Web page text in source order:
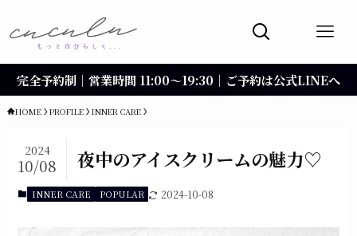
完全予約制｜営業時間 11:00〜19:30｜ご予約は公式LINEへ
HOME PROFILE INNER CARE
夜中のアイスクリームの魅力♡
2024
10/08
INNER CARE POPULAR 2024-10-08